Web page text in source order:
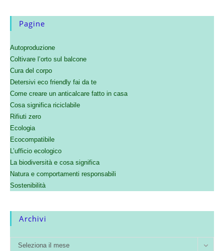
Pagine
Autoproduzione
Coltivare l’orto sul balcone
Cura del corpo
Detersivi eco friendly fai da te
Come creare un anticalcare fatto in casa
Cosa significa riciclabile
Rifiuti zero
Ecologia
Ecocompatibile
L’ufficio ecologico
La biodiversità e cosa significa
Natura e comportamenti responsabili
Sostenibilità
Archivi
Seleziona il mese